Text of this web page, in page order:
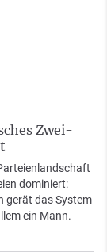
Zwei-
dominiert:
gerät das System
ein Mann.